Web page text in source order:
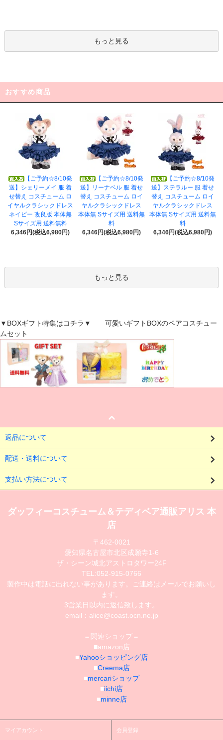
もっと見る
おすすめ商品
【ご予約☆8/10発
送】シェリーメイ 服 着
せ替え コスチューム ロ
イヤルクラシックドレス
ネイビー 改良版 本体無
Sサイズ用 送料無料
6,346円(税込6,980円)
【ご予約☆8/10発
送】リーナベル 服 着せ
替え コスチューム ロイ
ヤルクラシックドレス
本体無 Sサイズ用 送料無
料
6,346円(税込6,980円)
【ご予約☆8/10発
送】ステラルー 服 着せ
替え コスチューム ロイ
ヤルクラシックドレス
本体無 Sサイズ用 送料無
料
6,346円(税込6,980円)
もっと見る
▼BOXギフト特集はコチラ▼ 可愛いギフトBOXのペアコスチュー
ムセット
返品について
配送・送料について
支払い方法について
ダッフィーコスチューム＆テディベア通販アリス 本
店
〒462-0021
愛知県名古屋市北区成願寺1-6
ザ・シーン城北アストロタワー24F
TEL:052-915-0766
製作中は電話に出れない事があります。ご連絡はメールでお願いし
ます。
3営業日以内に返信致します。
email：alice@coast.ocn.ne.jp
＝関連ショップ＝
■amazon店
■Yahooショッピング店
■Creema店
■mercariショップ
■iichi店
■minne店
マイアカウント 会員登録